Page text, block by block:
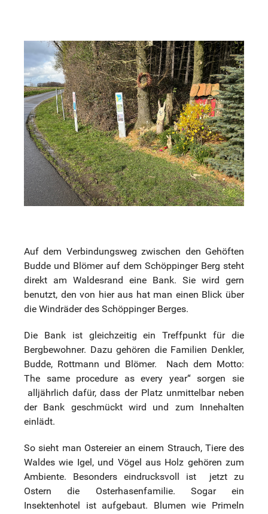
Auf dem Verbindungsweg zwischen den Gehöften
Budde und Blömer auf dem Schöppinger Berg steht
direkt am Waldesrand eine Bank. Sie wird gern
benutzt, den von hier aus hat man einen Blick über
die Windräder des Schöppinger Berges.
Die Bank ist gleichzeitig ein Treffpunkt für die
Bergbewohner. Dazu gehören die Familien Denkler,
Budde, Rottmann und Blömer.
Nach dem Motto:
The same procedure as every year“ sorgen sie
alljährlich dafür, dass der Platz unmittelbar neben
der Bank geschmückt wird und zum Innehalten
einlädt.
So sieht man Ostereier an einem Strauch, Tiere des
Waldes wie Igel, und Vögel aus Holz gehören zum
Ambiente. Besonders eindrucksvoll ist
jetzt zu
Ostern die Osterhasenfamilie. Sogar ein
Insektenhotel ist aufgebaut. Blumen wie Primeln